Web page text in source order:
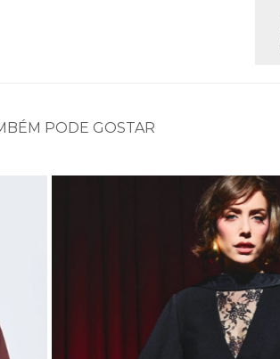
PODE GOSTAR